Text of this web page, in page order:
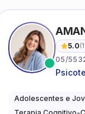
5.0(
05/
Adolescentes e